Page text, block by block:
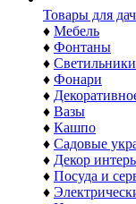
Товары для
♦ Мебель
♦ Фонтаны
♦
♦ Фонари
♦
♦ Вазы
♦ Кашпо
♦ Садовые
♦ Декор
♦ Посуда и
♦